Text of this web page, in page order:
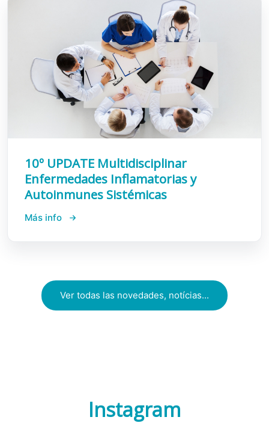
10º UPDATE Multidisciplinar
Enfermedades Inflamatorias y
Autoinmunes Sistémicas
Más info
Ver todas las novedades, notícias...
Instagram